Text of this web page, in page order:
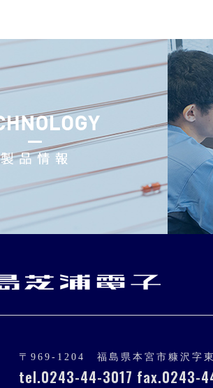
確かな技術
〒969-1204 福島県本宮市糠沢字
tel.0243-44-3017 fax.0243-